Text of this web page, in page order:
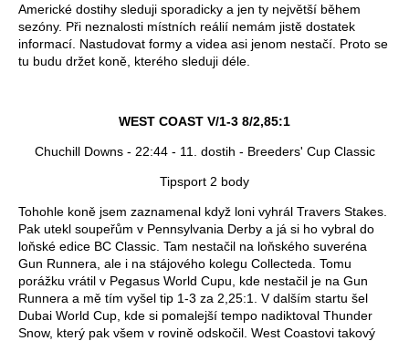
Americké dostihy sleduji sporadicky a jen ty největší během
sezóny. Při neznalosti místních reálií nemám jistě dostatek
informací. Nastudovat formy a videa asi jenom nestačí. Proto se
tu budu držet koně, kterého sleduji déle.
WEST COAST V/1-3 8/2,85:1
Chuchill Downs - 22:44 - 11. dostih - Breeders' Cup Classic
Tipsport 2 body
Tohohle koně jsem zaznamenal když loni vyhrál Travers Stakes.
Pak utekl soupeřům v Pennsylvania Derby a já si ho vybral do
loňské edice BC Classic. Tam nestačil na loňského suveréna
Gun Runnera, ale i na stájového kolegu Collecteda. Tomu
porážku vrátil v Pegasus World Cupu, kde nestačil je na Gun
Runnera a mě tím vyšel tip 1-3 za 2,25:1. V dalším startu šel
Dubai World Cup, kde si pomalejší tempo nadiktoval Thunder
Snow, který pak všem v rovině odskočil. West Coastovi takový